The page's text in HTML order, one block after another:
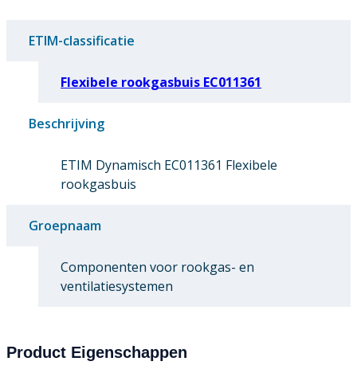
ETIM-classificatie
Flexibele rookgasbuis EC011361
Beschrijving
ETIM Dynamisch EC011361 Flexibele
rookgasbuis
Groepnaam
Componenten voor rookgas- en
ventilatiesystemen
Product Eigenschappen